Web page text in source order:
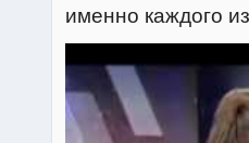
именно каждого